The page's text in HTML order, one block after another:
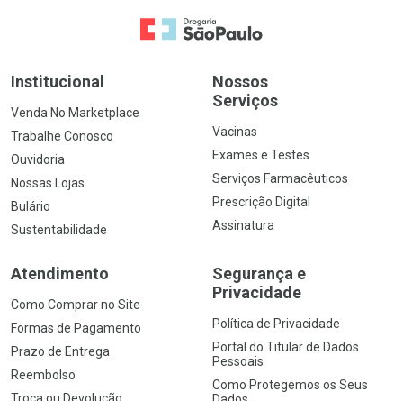
Ir para a Home
Institucional
Venda No Marketplace
Trabalhe Conosco
Ouvidoria
Nossas Lojas
Bulário
Sustentabilidade
Nossos
Serviços
Vacinas
Exames e Testes
Serviços Farmacêuticos
Prescrição Digital
Assinatura
Atendimento
Como Comprar no Site
Formas de Pagamento
Prazo de Entrega
Reembolso
Segurança e
Privacidade
Política de Privacidade
Portal do Titular de Dados
Pessoais
Como Protegemos os Seus